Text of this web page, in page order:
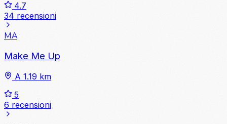
4.7
34 recensioni
MA
Make Me Up
A 1.19 km
5
6 recensioni